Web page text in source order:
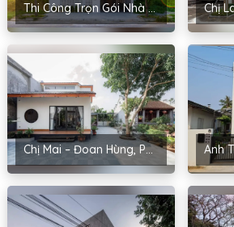
Thi Công Trọn Gói Nhà Anh Hiển – Hòa An, Cao Bằng
Chị Mai – Đoan Hùng, Phú Thọ